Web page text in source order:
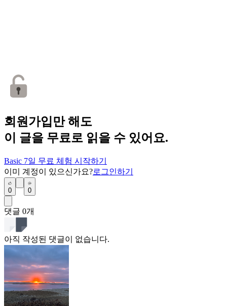
회원가입만 해도
이 글을 무료로 읽을 수 있어요.
Basic 7일 무료 체험 시작하기
이미 계정이 있으신가요?로그인하기
0 0
댓글 0개
아직 작성된 댓글이 없습니다.